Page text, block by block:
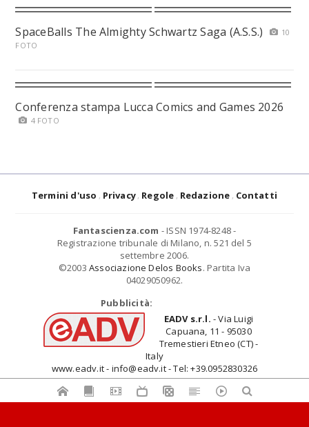
SpaceBalls The Almighty Schwartz Saga (A.S.S.)
10
FOTO
Conferenza stampa Lucca Comics and Games 2026
4 FOTO
Termini d'uso Privacy Regole Redazione Contatti
Fantascienza.com - ISSN 1974-8248 -
Registrazione tribunale di Milano, n. 521 del 5
settembre 2006.
©2003 Associazione Delos Books. Partita Iva
04029050962.
Pubblicità:
EADV s.r.l. - Via Luigi
Capuana, 11 - 95030
Tremestieri Etneo (CT) -
Italy
www.eadv.it - info@eadv.it - Tel: +39.0952830326